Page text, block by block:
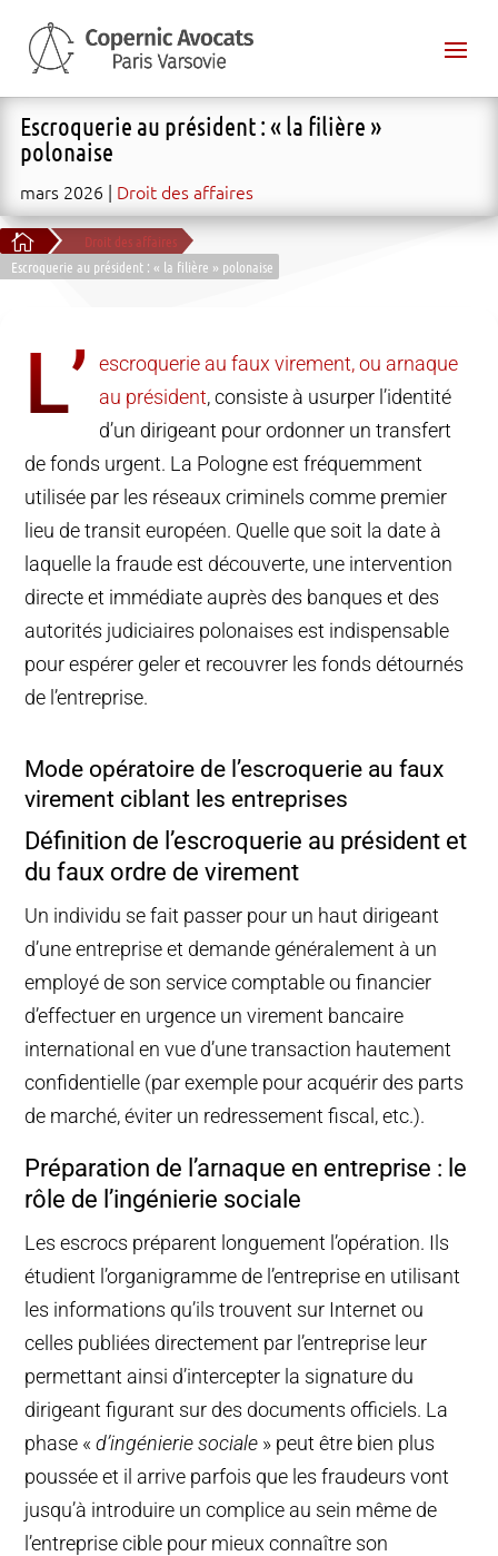
Escroquerie au président : « la filière »
polonaise
mars 2026 Droit des affaires

Droit des affaires
Escroquerie au président : « la filière » polonaise
L’ escroquerie au faux virement, ou arnaque
au président, consiste à usurper l’identité
d’un dirigeant pour ordonner un transfert
de fonds urgent. La Pologne est fréquemment
utilisée par les réseaux criminels comme premier
lieu de transit européen. Quelle que soit la date à
laquelle la fraude est découverte, une intervention
directe et immédiate auprès des banques et des
autorités judiciaires polonaises est indispensable
pour espérer geler et recouvrer les fonds détournés
de l’entreprise.
Mode opératoire de l’escroquerie au faux
virement ciblant les entreprises
Définition de l’escroquerie au président et
du faux ordre de virement
Un individu se fait passer pour un haut dirigeant
d’une entreprise et demande généralement à un
employé de son service comptable ou financier
d’effectuer en urgence un virement bancaire
international en vue d’une transaction hautement
confidentielle (par exemple pour acquérir des parts
de marché, éviter un redressement fiscal, etc.).
Préparation de l’arnaque en entreprise : le
rôle de l’ingénierie sociale
Les escrocs préparent longuement l’opération. Ils
étudient l’organigramme de l’entreprise en utilisant
les informations qu’ils trouvent sur Internet ou
celles publiées directement par l’entreprise leur
permettant ainsi d’intercepter la signature du
dirigeant figurant sur des documents officiels. La
phase «d’ingénierie sociale » peut être bien plus
poussée et il arrive parfois que les fraudeurs vont
jusqu’à introduire un complice au sein même de
l’entreprise cible pour mieux connaître son